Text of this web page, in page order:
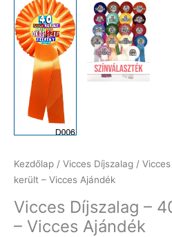
Kezdőlap / Vicces Díjszalag /
került – Vicces Ajándék
Vicces Díjszalag –
– Vicces Ajándék